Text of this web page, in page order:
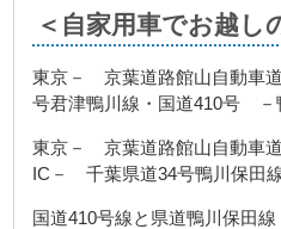
＜自家用車でお越し
東京－ 京葉道路館山自動車
号君津鴨川線・国道410号 －
東京－ 京葉道路館山自動車
IC－ 千葉県道34号鴨川保田
国道410号線と県道鴨川保田